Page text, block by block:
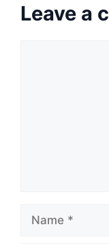
Leave a
Name